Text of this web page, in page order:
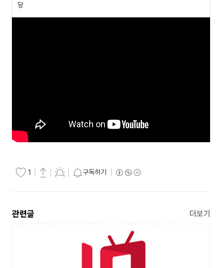
당
1 구독하기
관련글 더보기